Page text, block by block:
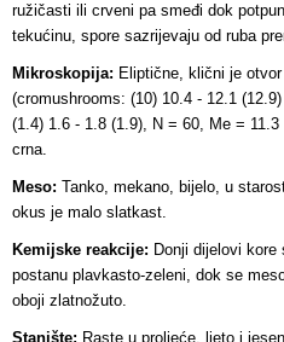
ružičasti ili crveni pa smeđi dok
tekućinu, spore sazrijevaju od ruba
Mikroskopija: Eliptične, klični je
(cromushrooms: (10) 10.4 - 12.1
(1.4) 1.6 - 1.8 (1.9), N = 60, Me =
crna.
Meso: Tanko, mekano, bijelo, u
okus je malo slatkast.
Kemijske reakcije: Donji dijelovi
postanu plavkasto-zeleni, dok se
oboji zlatnožuto.
Stanište: Raste u proljeće, ljeto i